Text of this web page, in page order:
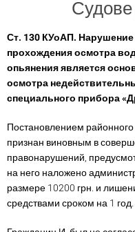
Ст. 130 КУоАП.
прохождения осмотра
опьянения является
осмотра
специального прибора
Постановлением
признан виновным в
правонарушений,
на него наложено
размере 10200 грн. и
средствами сроком на 1 год.